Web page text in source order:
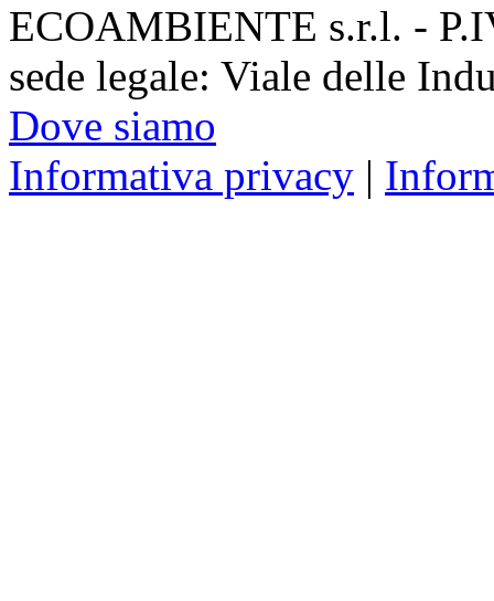
ECOAMBIENTE s.r.l. -
sede legale: Viale delle
Dove siamo
Informativa privacy |